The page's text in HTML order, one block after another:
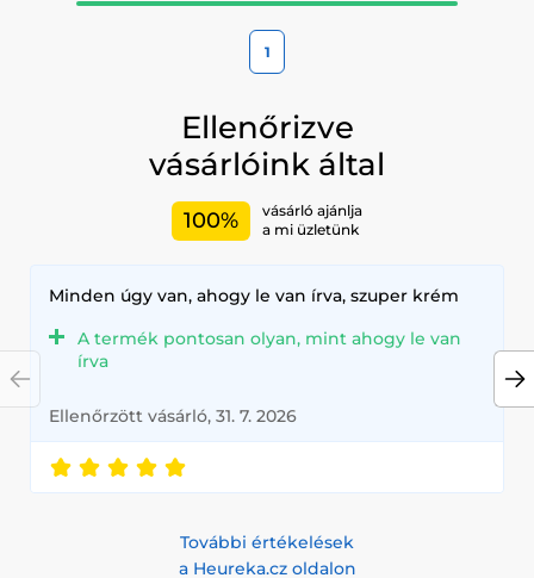
1
Ellenőrizve
vásárlóink által
100%
vásárló ajánlja
a mi üzletünk
Minden úgy van, ahogy le van írva, szuper krém
A termék pontosan olyan, mint ahogy le van
írva
Ellenőrzött vásárló, 31. 7. 2026
További értékelések
a Heureka.cz oldalon